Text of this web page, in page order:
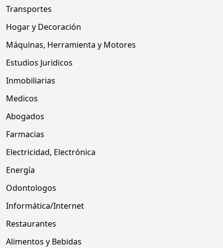
Transportes
Hogar y Decoración
Máquinas, Herramienta y Motores
Estudios Juridicos
Inmobiliarias
Medicos
Abogados
Farmacias
Electricidad, Electrónica
Energía
Odontologos
Informática/Internet
Restaurantes
Alimentos y Bebidas